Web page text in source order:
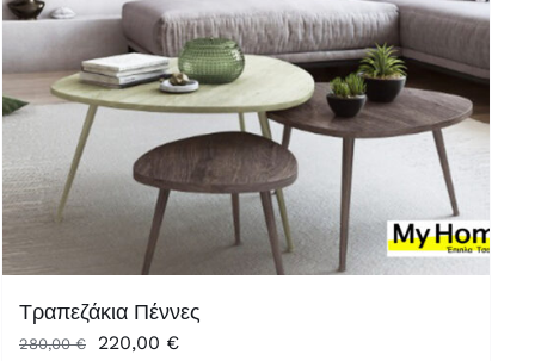
Τραπεζάκια Πέννες
280,00€
Original
220,00 €Η